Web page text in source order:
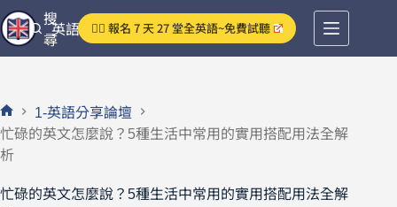
跳
至
主
容
英語分享論壇
搜
尋
👉🏻 報名 7 天 27 堂全英語~免費試聽
首
頁
1-英語分享論壇
忙碌的英文怎麼說？5種生活中常用的實用搭配用法全解
析
忙碌的英文怎麼說？5種生活中常用的實用搭配用法全解